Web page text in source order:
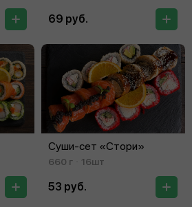
69 руб.
Суши-сет «Стори»
660 г 16шт
53 руб.